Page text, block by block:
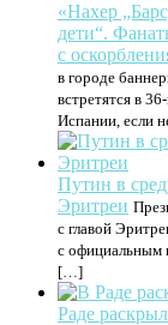
«Нахер
дети“.
с
в городе
встретятся в
Испании, если
Путин в
Эритреи
с главой
с официальным
[…]
Раде